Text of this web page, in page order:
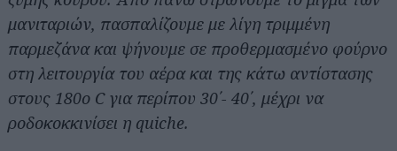
μανιταριών, πασπαλίζουμε με λίγη τριμμένη
παρμεζάνα και ψήνουμε σε προθερμασμένο φούρνο
στη λειτουργία του αέρα και της κάτω αντίστασης
στους 180ο C για περίπου 30΄- 40΄, μέχρι να
ροδοκοκκινίσει η quiche.